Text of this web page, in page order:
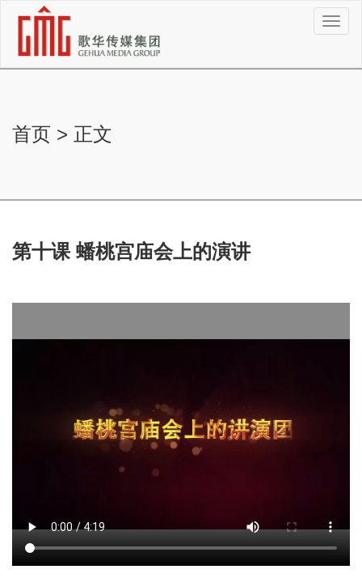
切
换
航
首页 > 正文
第十课 蟠桃宫庙会上的演讲